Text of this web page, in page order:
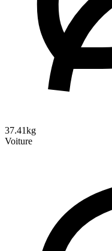
37.41kg
Voiture